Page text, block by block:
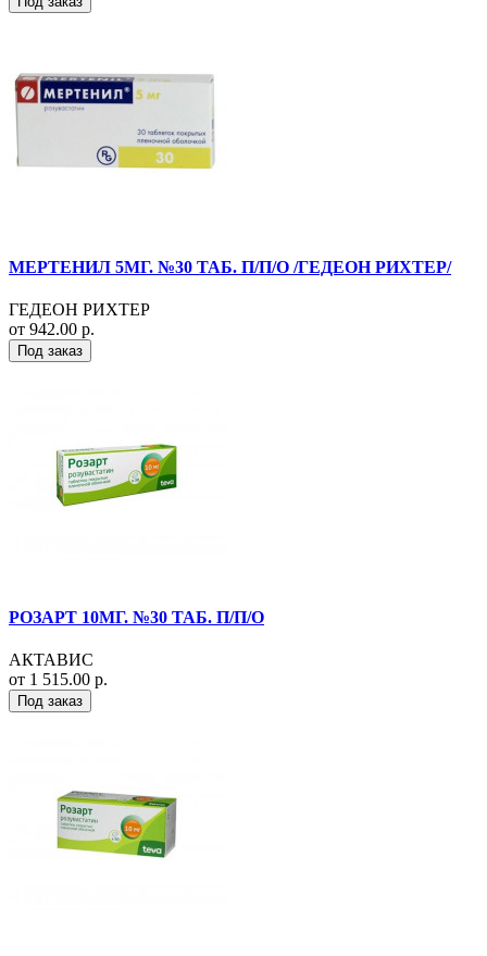
МЕРТЕНИЛ 5МГ. №30 ТАБ. П/П/О /ГЕДЕОН РИХТЕР/
ГЕДЕОН РИХТЕР
от 942.00 р.
Под заказ
РОЗАРТ 10МГ. №30 ТАБ. П/П/О
АКТАВИС
от 1 515.00 р.
Под заказ